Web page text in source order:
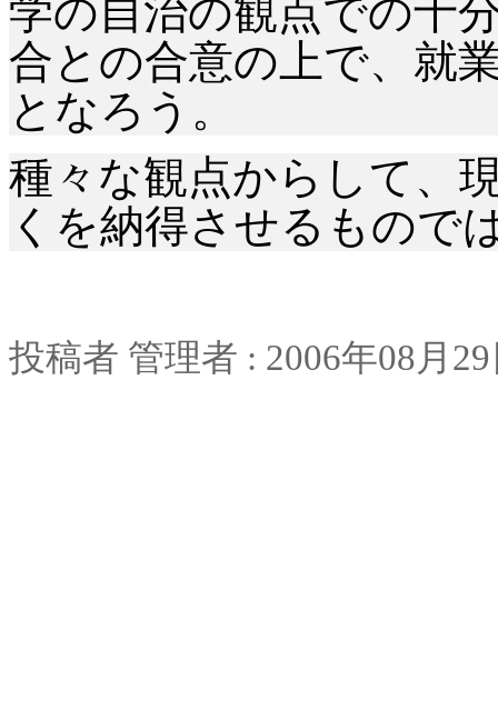
学の自治の観点での十
合との合意の上で、就
となろう。
種々な観点からして、
くを納得させるもので
投稿者 管理者 : 2006年08月 29